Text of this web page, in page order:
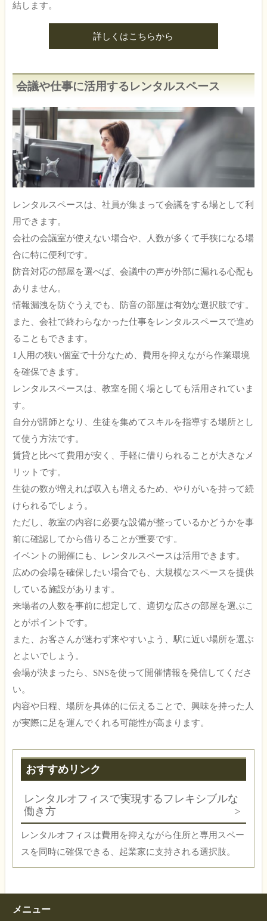
結します。
詳しくはこちらから
会議や仕事に活用するレンタルスペース
レンタルスペースは、社員が集まって会議をする場として利
用できます。
会社の会議室が使えない場合や、人数が多くて手狭になる場
合に特に便利です。
防音対応の部屋を選べば、会議中の声が外部に漏れる心配も
ありません。
情報漏洩を防ぐうえでも、防音の部屋は有効な選択肢です。
また、会社で終わらなかった仕事をレンタルスペースで進め
ることもできます。
1人用の狭い個室で十分なため、費用を抑えながら作業環境
を確保できます。
レンタルスペースは、教室を開く場としても活用されていま
す。
自分が講師となり、生徒を集めてスキルを指導する場所とし
て使う方法です。
賃貸と比べて費用が安く、手軽に借りられることが大きなメ
リットです。
生徒の数が増えれば収入も増えるため、やりがいを持って続
けられるでしょう。
ただし、教室の内容に必要な設備が整っているかどうかを事
前に確認してから借りることが重要です。
イベントの開催にも、レンタルスペースは活用できます。
広めの会場を確保したい場合でも、大規模なスペースを提供
している施設があります。
来場者の人数を事前に想定して、適切な広さの部屋を選ぶこ
とがポイントです。
また、お客さんが迷わず来やすいよう、駅に近い場所を選ぶ
とよいでしょう。
会場が決まったら、SNSを使って開催情報を発信してくださ
い。
内容や日程、場所を具体的に伝えることで、興味を持った人
が実際に足を運んでくれる可能性が高まります。
おすすめリンク
レンタルオフィスで実現するフレキシブルな
働き方
レンタルオフィスは費用を抑えながら住所と専用スペー
スを同時に確保できる、起業家に支持される選択肢。
メニュー